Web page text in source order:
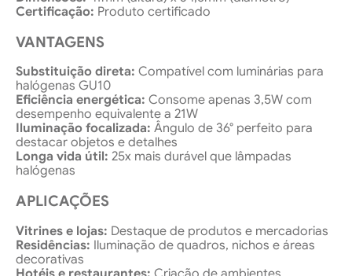
Certificação: Produto certificado
VANTAGENS
Substituição direta: Compatível com luminárias para
halógenas GU10
Eficiência energética: Consome apenas 3,5W com
desempenho equivalente a 21W
Iluminação focalizada: Ângulo de 36° perfeito para
destacar objetos e detalhes
Longa vida útil: 25x mais durável que lâmpadas
halógenas
APLICAÇÕES
Vitrines e lojas: Destaque de produtos e mercadorias
Residências: Iluminação de quadros, nichos e áreas
decorativas